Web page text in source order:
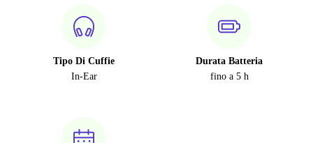
Tipo Di Cuffie
In-Ear
Durata Batteria
fino a 5 h